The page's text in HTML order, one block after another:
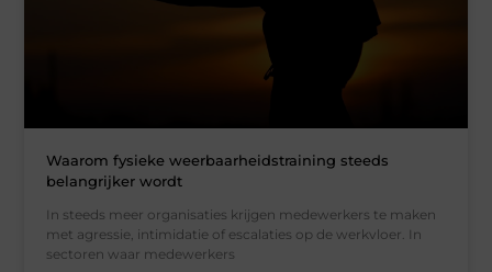
Waarom fysieke weerbaarheidstraining steeds
belangrijker wordt
In steeds meer organisaties krijgen medewerkers te maken
met agressie, intimidatie of escalaties op de werkvloer. In
sectoren waar medewerkers